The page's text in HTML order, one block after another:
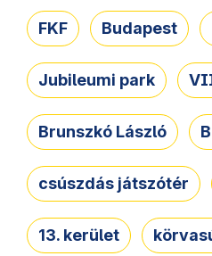
FKF Budapest
Jubileumi park
Brunszkó László
csúszdás játszótér
13. kerület